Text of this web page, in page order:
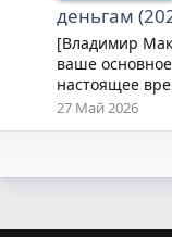
деньгам
[Владимир
ваше
настоящее
27 Май 2026